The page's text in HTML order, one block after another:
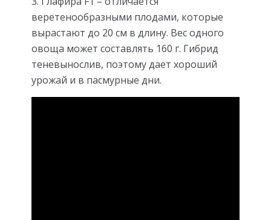
веретенообразными плодами, которые
вырастают до 20 см в длину. Вес одного
овоща может составлять 160 г. Гибрид
теневынослив, поэтому дает хороший
урожай и в пасмурные дни.